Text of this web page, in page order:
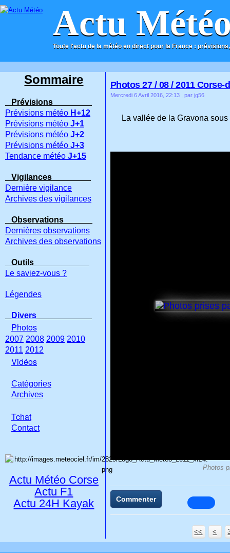
Actu
Toute l'actu de la météo en direct pour la France :
ACCUEIL CONTACT
Photos 27 / 08 / 2011
Mercredi 6 Avril 2016, 22:13 , par jg56
La vallée de la Gravona
Photos
Commenter
<< <
Sommaire
Prévisions
Prévisions météo H+12
Prévisions météo J+1
Prévisions météo J+2
Prévisions météo J+3
Tendance météo J+15
Vigilances
Dernière vigilance
Archives des vigilances
Observations
Dernières observations
Archives des observations
Outils
Le saviez-vous ?
Légendes
Divers
Photos
2007 2008 2009 2010
2011 2012
Vidéos
Catégories
Archives
Tchat
Contact
Actu Météo Corse
Actu F1
Actu 24H Kayak